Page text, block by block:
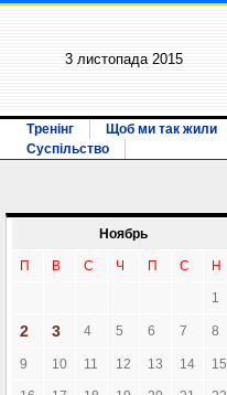
3 листопада 2015
Тренінг Щоб ми так жили
Суспільство
Ноябрь
П В С Ч П С Н
1
2 3 4 5 6 7 8
9 10 11 12 13 14 15